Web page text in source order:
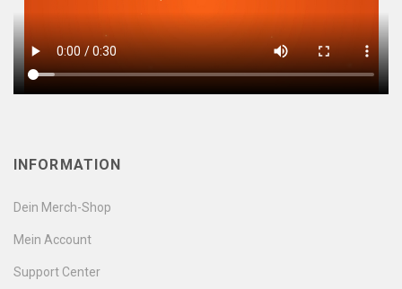
INFORMATION
Dein Merch-Shop
Mein Account
Support Center